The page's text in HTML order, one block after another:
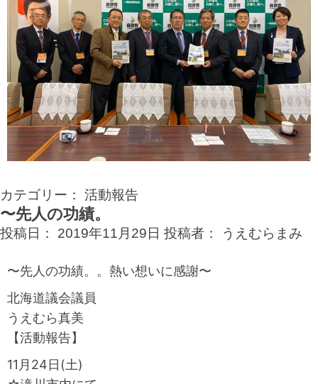
カテゴリー： 活動報告
〜先人の功績。
投稿日： 2019年11月29日 投稿者： うえむらまみ
〜先人の功績。。熱い想いに感謝〜
北海道議会議員
うえむら真美
【活動報告】
11月24日(土)